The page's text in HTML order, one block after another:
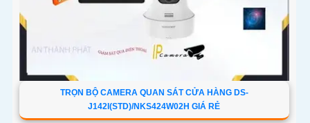
TRỌN BỘ CAMERA QUAN SÁT CỬA HÀNG DS-
J142I(STD)/NKS424W02H GIÁ RẺ